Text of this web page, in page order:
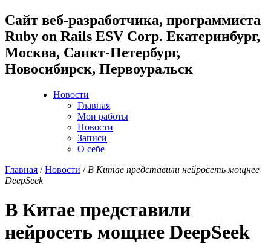
Cайт веб-разработчика, программиста
Ruby on Rails ESV Corp. Екатеринбург,
Москва, Санкт-Петербург,
Новосибирск, Первоуральск
Новости
Главная
Мои работы
Новости
Записи
О себе
Главная /Новости / В Китае представили нейросеть мощнее
DeepSeek
В Китае представили
нейросеть мощнее DeepSeek